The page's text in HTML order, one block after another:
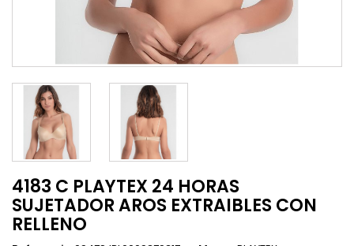
4183 C PLAYTEX 24 HORAS
SUJETADOR AROS EXTRAIBLES CON
RELLENO